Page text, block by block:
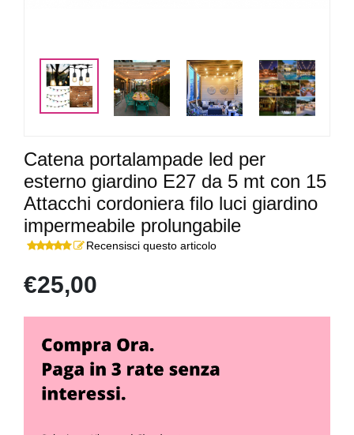
Catena portalampade led per
esterno giardino E27 da 5 mt con 15
Attacchi cordoniera filo luci giardino
impermeabile prolungabile
Recensisci questo articolo
€25,00